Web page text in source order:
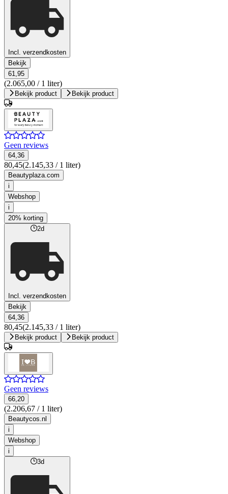
Incl. verzendkosten
Bekijk
61,95
(2.065,00 / 1 liter)
Bekijk product Bekijk product
Geen reviews
64,36
80,45(2.145,33 / 1 liter)
Beautyplaza.com
i
Webshop
i
20% korting
2d
Incl. verzendkosten
Bekijk
64,36
80,45(2.145,33 / 1 liter)
Bekijk product Bekijk product
Geen reviews
66,20
(2.206,67 / 1 liter)
Beautycos.nl
i
Webshop
i
3d